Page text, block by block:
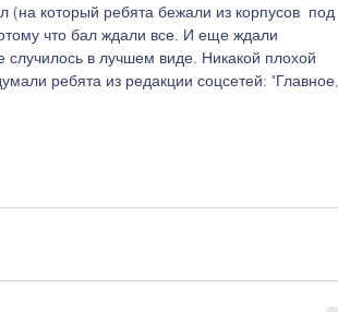
который ребята бежали из корпусов  под
что бал ждали все. И еще ждали
в лучшем виде. Никакой плохой
ребята из редакции соцсетей: "Главное,